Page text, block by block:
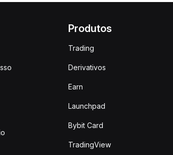
Produtos
Trading
Derivativos
Earn
Launchpad
Bybit Card
TradingView